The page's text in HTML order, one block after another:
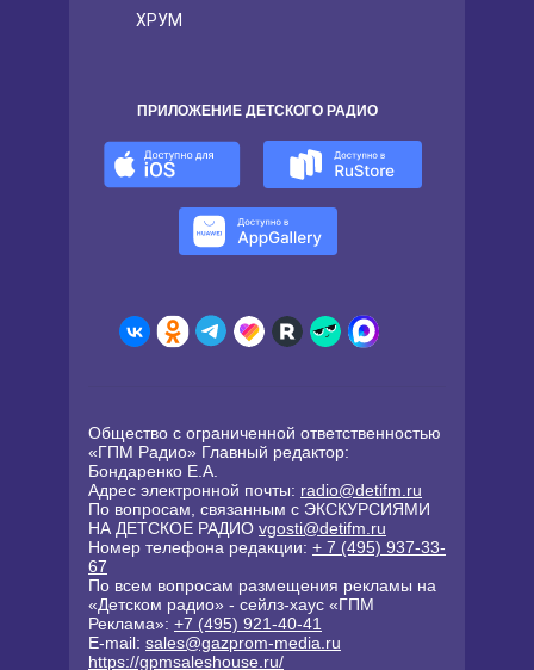
ХРУМ
ПРИЛОЖЕНИЕ ДЕТСКОГО РАДИО
Общество с ограниченной ответственностью
«ГПМ Радио» Главный редактор:
Бондаренко Е.А.
Адрес электронной почты: radio@detifm.ru
По вопросам, связанным с ЭКСКУРСИЯМИ
НА ДЕТСКОЕ РАДИО vgosti@detifm.ru
Номер телефона редакции: + 7 (495) 937-33-
67
По всем вопросам размещения рекламы на
«Детском радио» - сейлз-хаус «ГПМ
Реклама»: +7 (495) 921-40-41
E-mail: sales@gazprom-media.ru
https://gpmsaleshouse.ru/